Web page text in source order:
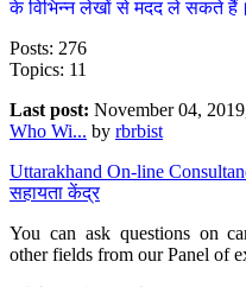
के विभिन्न लेखों से मदद ले सकते
Posts: 276
Topics: 11
Last post: November 04,
Who Wi... by rbrbist
Uttarakhand On-line
सहायता केंद्र
You can ask questions on
other fields from our Panel of